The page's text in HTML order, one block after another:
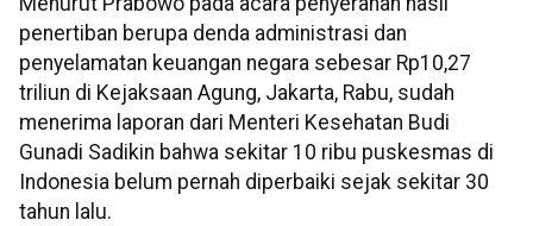
penertiban berupa denda administrasi dan
penyelamatan keuangan negara sebesar Rp10,27
triliun di Kejaksaan Agung, Jakarta, Rabu, sudah
menerima laporan dari Menteri Kesehatan Budi
Gunadi Sadikin bahwa sekitar 10 ribu puskesmas di
Indonesia belum pernah diperbaiki sejak sekitar 30
tahun lalu.